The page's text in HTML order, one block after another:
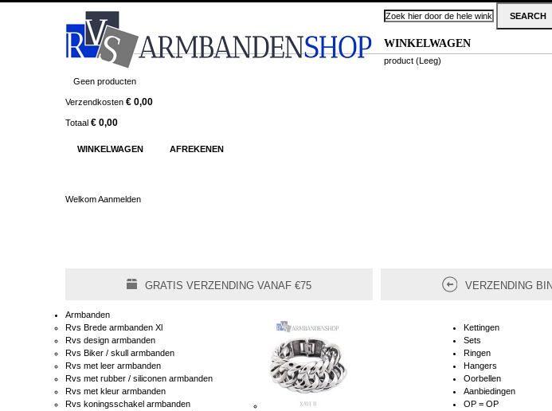
WINKELWAGEN
product (Leeg)
Geen producten
Verzendkosten € 0,00
Totaal € 0,00
WINKELWAGEN AFREKENEN
WelkomAanmelden
GRATIS VERZENDING VANAF €75 VERZENDING
Armbanden
Rvs Brede armbanden Xl
Rvs design armbanden
Rvs Biker / skull armbanden
Rvs met leer armbanden
Rvs met rubber / siliconen armbanden
Rvs met kleur armbanden
Rvs koningsschakel armbanden
Kettingen
Sets
Ringen
Hangers
Oorbellen
Aanbiedingen
OP = OP